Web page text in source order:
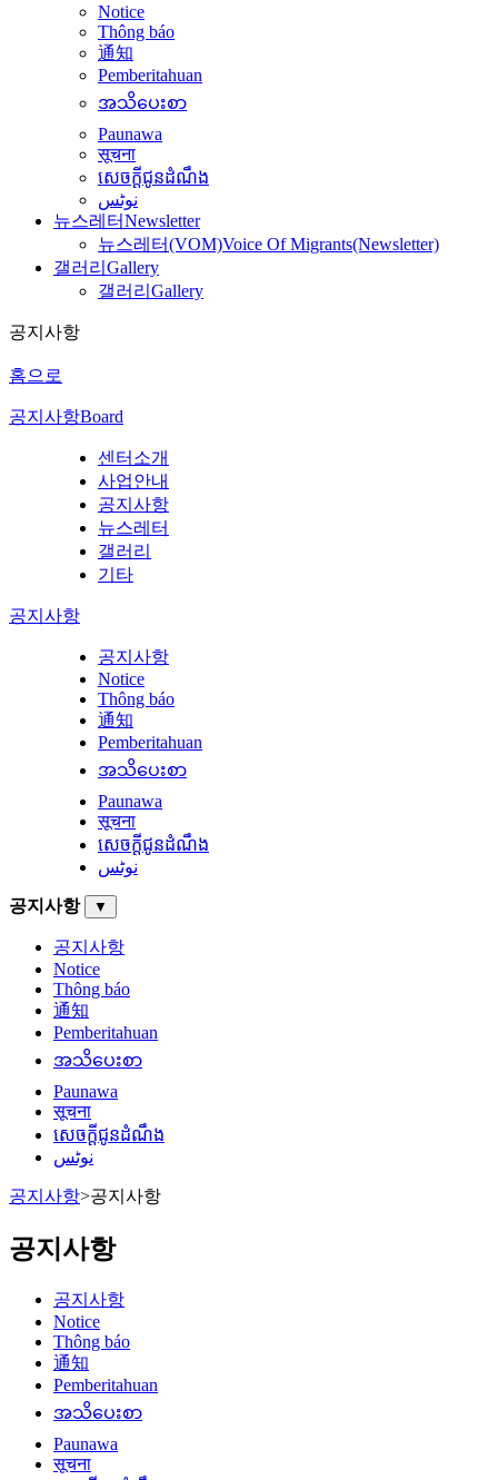
Notice
Thông báo
通知
Pemberitahuan
အသိပေးစာ
Paunawa
सूचना
សេចក្តីជូនដំណឹង
نوٹس
뉴스레터Newsletter
뉴스레터(VOM)Voice Of Migrants(Newsletter)
갤러리 Gallery
갤러리 Gallery
공지사항
홈으로
공지사항Board
센터소개
사업안내
공지사항
뉴스레터
갤러리
기타
공지사항
공지사항
Notice
Thông báo
通知
Pemberitahuan
အသိပေးစာ
Paunawa
सूचना
សេចក្តីជូនដំណឹង
نوٹس
공지사항 ▼
공지사항
Notice
Thông báo
通知
Pemberitahuan
အသိပေးစာ
Paunawa
सूचना
សេចក្តីជូនដំណឹង
نوٹس
공지사항>공지사항
공지사항
공지사항
Notice
Thông báo
通知
Pemberitahuan
အသိပေးစာ
Paunawa
सूचना